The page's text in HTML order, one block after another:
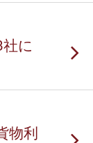
に
物利